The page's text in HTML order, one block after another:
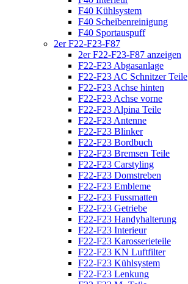
F40 Kühlsystem
F40 Scheibenreinigung
F40 Sportauspuff
2er F22-F23-F87
2er F22-F23-F87 anzeigen
F22-F23 Abgasanlage
F22-F23 AC Schnitzer Teile
F22-F23 Achse hinten
F22-F23 Achse vorne
F22-F23 Alpina Teile
F22-F23 Antenne
F22-F23 Blinker
F22-F23 Bordbuch
F22-F23 Bremsen Teile
F22-F23 Carstyling
F22-F23 Domstreben
F22-F23 Embleme
F22-F23 Fussmatten
F22-F23 Getriebe
F22-F23 Handyhalterung
F22-F23 Interieur
F22-F23 Karosserieteile
F22-F23 KN Luftfilter
F22-F23 Kühlsystem
F22-F23 Lenkung